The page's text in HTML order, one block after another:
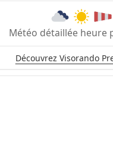
Météo détaillée heure
Découvrez Visorando